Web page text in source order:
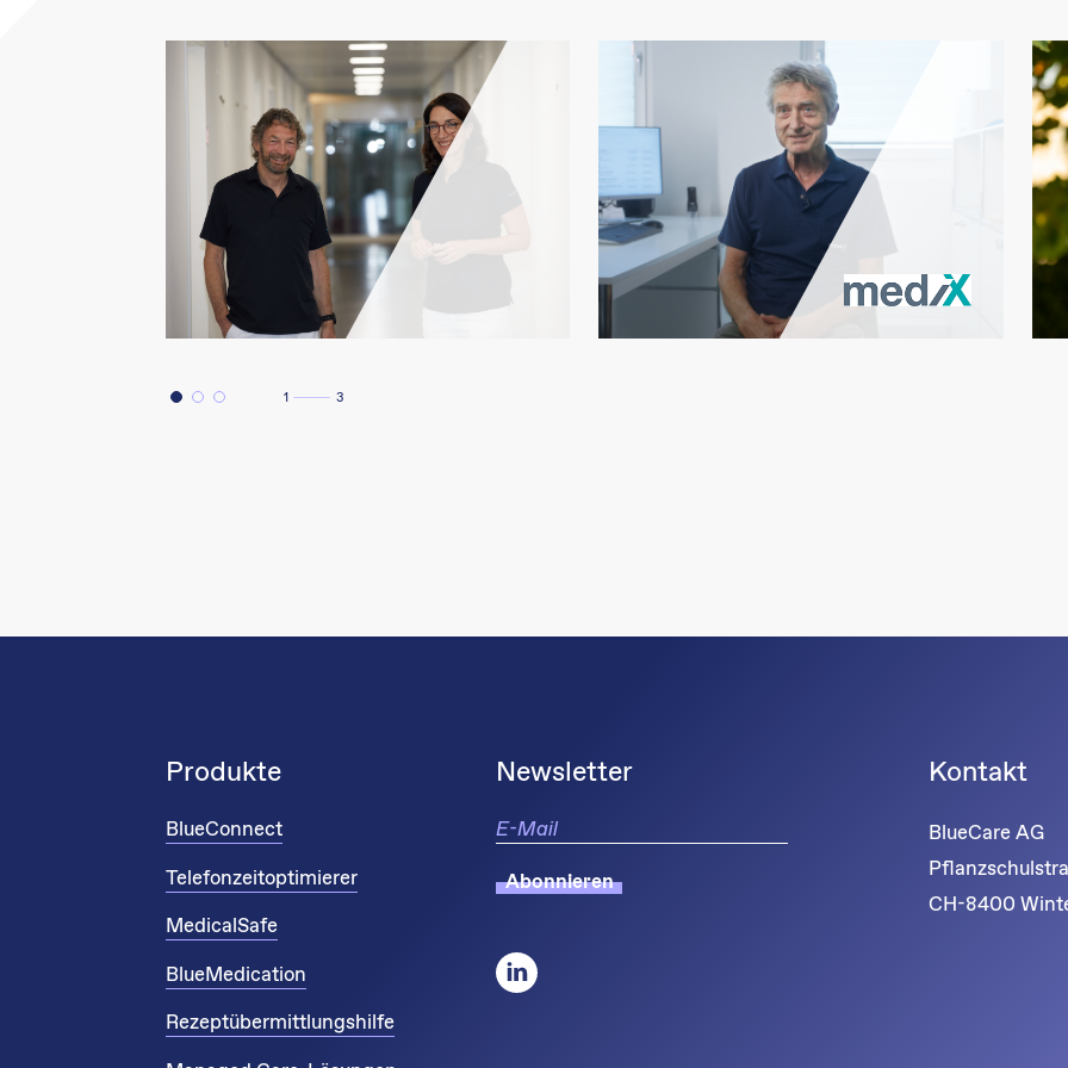
Die praxis am rhy arbeitet seit
2019 mit BlueConnect
Anzahl Ärzte 9
Anzahl MPAs 16
Praxissoftware Triamed
Die mediX praxis dübendorf
arbeitet seit 2021 mit
BlueConnect
Anzahl Ärzte 5
Anzahl MPAs 7
Praxissoftware Vitomed
1 3
Produkte
BlueConnect
Telefonzeitoptimierer
MedicalSafe
BlueMedication
Rezeptübermittlungshilfe
Newsletter
Abonnieren
Kontakt
BlueCare AG
CH-8400